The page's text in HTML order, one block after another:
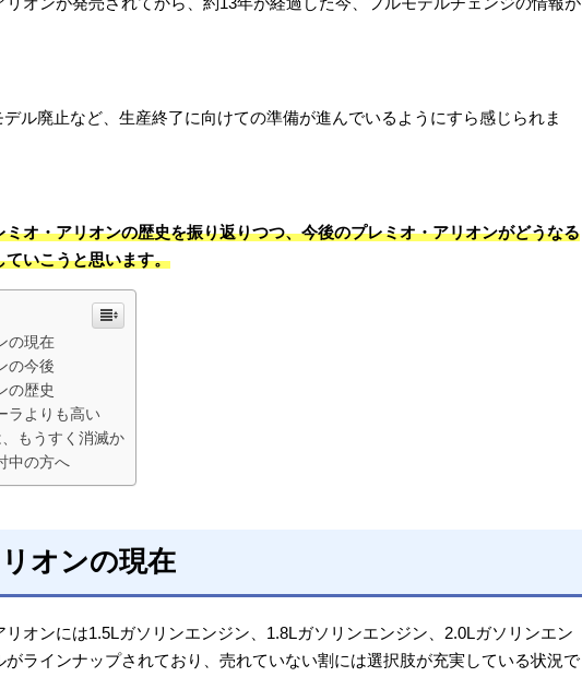
ル廃止など、生産終了に向けての準備が進んでいるようにすら感じられま
オ・アリオンの歴史を振り返りつつ、今後のプレミオ・アリオンがどうなる
いこうと思います。
の現在
の今後
の歴史
ラよりも高い
もうすく消滅か
中の方へ
オンの現在
オンには1.5Lガソリンエンジン、1.8Lガソリンエンジン、2.0Lガソリンエン
がラインナップされており、売れていない割には選択肢が充実している状況で